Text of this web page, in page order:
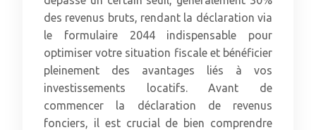
des revenus bruts, rendant la déclaration via
le formulaire 2044 indispensable pour
optimiser votre situation fiscale et bénéficier
pleinement des avantages liés à vos
investissements locatifs. Avant de
commencer la déclaration de revenus
fonciers, il est crucial de bien comprendre